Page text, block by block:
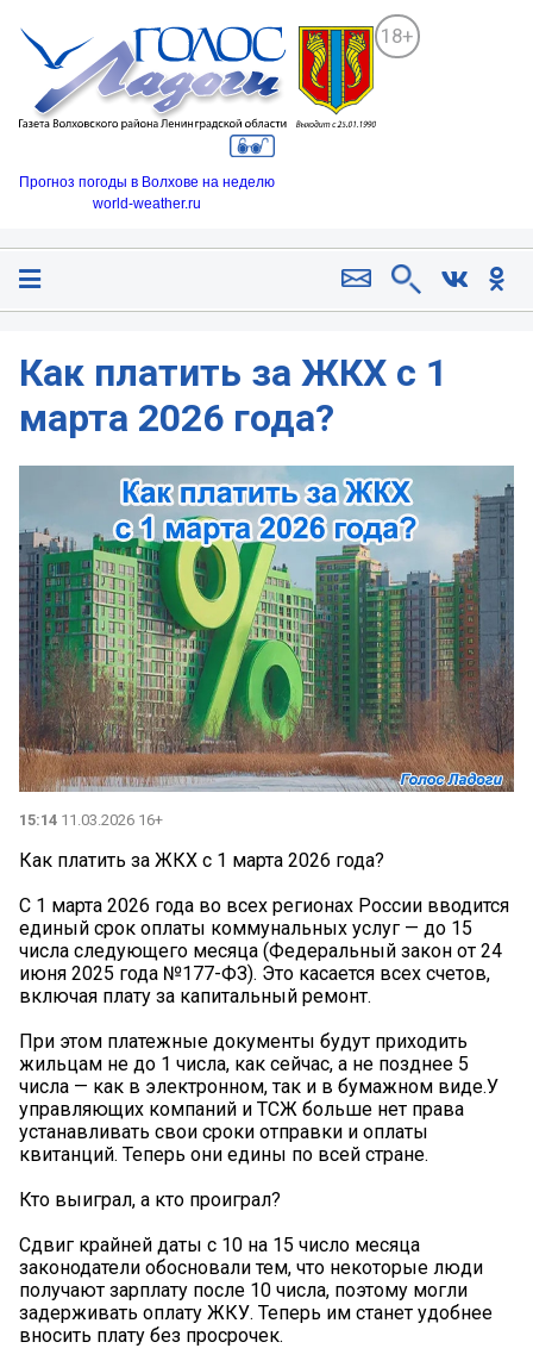
18+
Прогноз погоды в Волхове на неделю
world-weather.ru
Как платить за ЖКХ с 1
марта 2026 года?
15:14 11.03.2026 16+
Как платить за ЖКХ с 1 марта 2026 года?
С 1 марта 2026 года во всех регионах России вводится
единый срок оплаты коммунальных услуг — до 15
числа следующего месяца (Федеральный закон от 24
июня 2025 года №177-ФЗ). Это касается всех счетов,
включая плату за капитальный ремонт.
При этом платежные документы будут приходить
жильцам не до 1 числа, как сейчас, а не позднее 5
числа — как в электронном, так и в бумажном виде.У
управляющих компаний и ТСЖ больше нет права
устанавливать свои сроки отправки и оплаты
квитанций. Теперь они едины по всей стране.
Кто выиграл, а кто проиграл?
Сдвиг крайней даты с 10 на 15 число месяца
законодатели обосновали тем, что некоторые люди
получают зарплату после 10 числа, поэтому могли
задерживать оплату ЖКУ. Теперь им станет удобнее
вносить плату без просрочек.